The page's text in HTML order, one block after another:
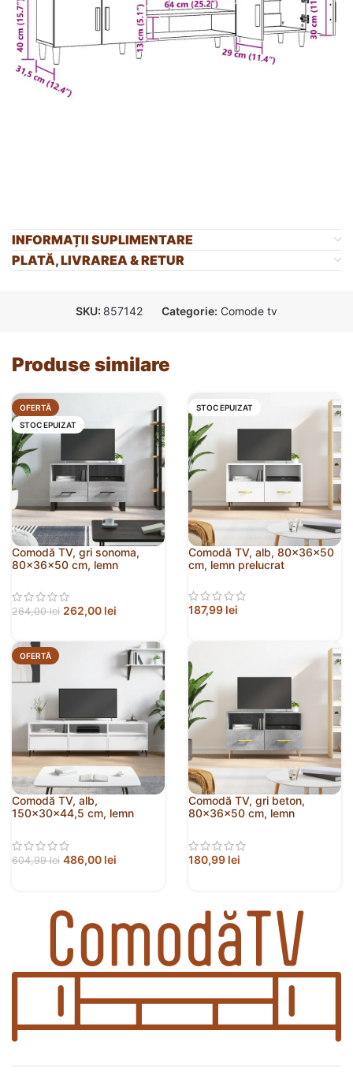
INFORMAȚII SUPLIMENTARE
PLATĂ, LIVRAREA & RETUR
SKU: 857142 Categorie: Comode tv
Produse similare
OFERTĂ
STOC EPUIZAT
Comodă TV, gri sonoma,
80x36x50 cm, lemn
264,00lei 262,00 lei
STOC EPUIZAT
Comodă TV, alb, 80x36x50
cm, lemn prelucrat
187,99 lei
OFERTĂ
Comodă TV, alb,
150x30x44,5 cm, lemn
604,99lei 486,00 lei
Comodă TV, gri beton,
80x36x50 cm, lemn
180,99 lei